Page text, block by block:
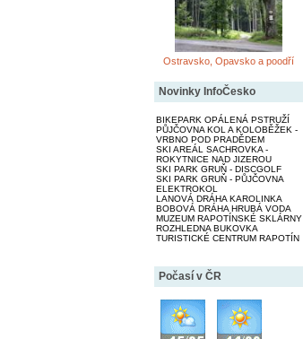
Ostravsko, Opavsko a poodří
Novinky InfoČesko
BIKEPARK OPÁLENÁ PSTRUŽÍ
PŮJČOVNA KOL A KOLOBĚŽEK -
VRBNO POD PRADĚDEM
SKI AREÁL SACHROVKA -
ROKYTNICE NAD JIZEROU
SKI PARK GRUŇ - DISCGOLF
SKI PARK GRUŇ - PŮJČOVNA
ELEKTROKOL
LANOVÁ DRÁHA KAROLINKA
BOBOVÁ DRÁHA HRUBÁ VODA
MUZEUM RAPOTÍNSKÉ SKLÁRNY
ROZHLEDNA BUKOVKA
TURISTICKÉ CENTRUM RAPOTÍN
Počasí v ČR